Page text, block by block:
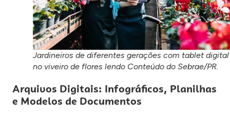
Jardineiros de diferentes gerações com tablet digital
no viveiro de flores lendo Conteúdo do Sebrae/PR.
Arquivos Digitais: Infográficos, Planilhas
e Modelos de Documentos